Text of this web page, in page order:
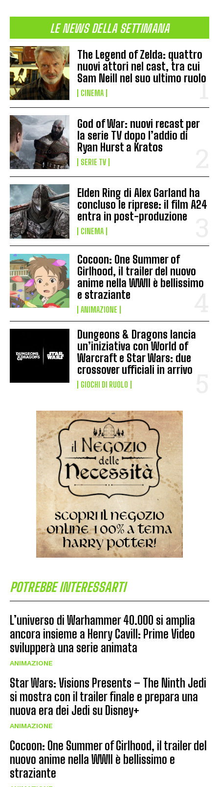
LE NEWS DELLA SETTIMANA
The Legend of Zelda: quattro
nuovi attori nel cast, tra cui
Sam Neill nel suo ultimo ruolo
CINEMA
God of War: nuovi recast per
la serie TV dopo l’addio di
Ryan Hurst a Kratos
SERIE TV
Elden Ring di Alex Garland ha
concluso le riprese: il film A24
entra in post-produzione
CINEMA
Cocoon: One Summer of
Girlhood, il trailer del nuovo
anime nella WWII è bellissimo
e straziante
ANIMAZIONE
Dungeons & Dragons lancia
un’iniziativa con World of
Warcraft e Star Wars: due
crossover ufficiali in arrivo
GIOCHI DI RUOLO
POTREBBE INTERESSARTI
L’universo di Warhammer 40.000 si amplia
ancora insieme a Henry Cavill: Prime Video
svilupperà una serie animata
ANIMAZIONE
Star Wars: Visions Presents – The Ninth Jedi
si mostra con il trailer finale e prepara una
nuova era dei Jedi su Disney+
ANIMAZIONE
Cocoon: One Summer of Girlhood, il trailer del
nuovo anime nella WWII è bellissimo e
straziante